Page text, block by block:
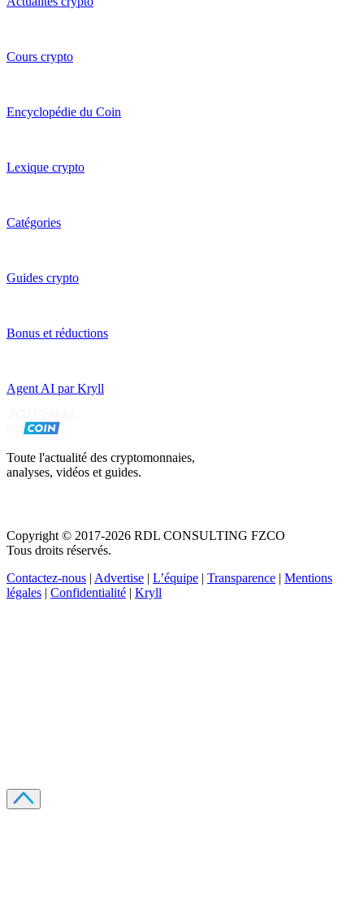
Cours crypto
Encyclopédie du Coin
Lexique crypto
Catégories
Guides crypto
Bonus et réductions
Agent AI par Kryll
Toute l'actualité des cryptomonnaies,
analyses, vidéos et guides.
Copyright © 2017-2026 RDL CONSULTING FZCO
Tous droits réservés.
Contactez-nous | Advertise | L’équipe | Transparence | Mentions
légales | Confidentialité | Kryll